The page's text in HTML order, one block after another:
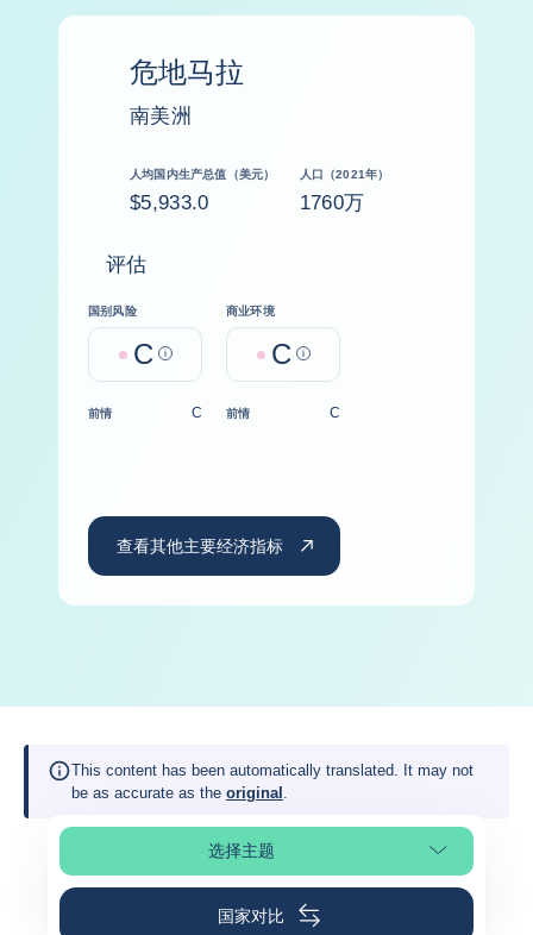
危地马拉
南美洲
人均国内生产总值（美元）
$5,933.0
人口（2021年）
1760万
评估
国别风险
C Help
商业环境
C Help
前情 C 前情 C
查看其他主要经济指标
This content has been automatically translated. It may not
be as accurate as the original .
选择主题
选择页面
国家对比